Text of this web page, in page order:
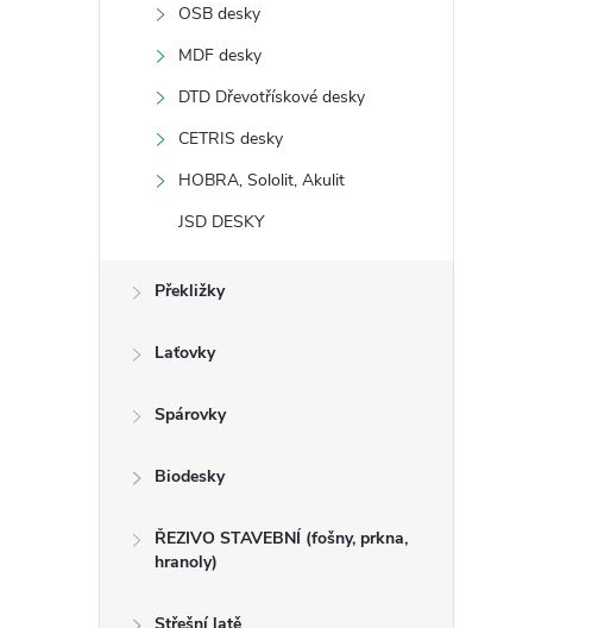
OSB desky
MDF desky
DTD Dřevotřískové desky
CETRIS desky
HOBRA, Sololit, Akulit
JSD DESKY
Překližky
Laťovky
Spárovky
Biodesky
ŘEZIVO STAVEBNÍ (fošny, prkna,
hranoly)
Střešní latě